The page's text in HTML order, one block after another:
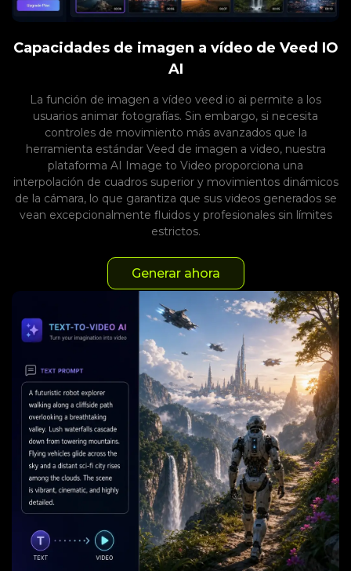
Capacidades de imagen a vídeo de Veed IO
AI
La función de imagen a vídeo veed io ai permite a los
usuarios animar fotografías. Sin embargo, si necesita
controles de movimiento más avanzados que la
herramienta estándar Veed de imagen a video, nuestra
plataforma AI Image to Video proporciona una
interpolación de cuadros superior y movimientos dinámicos
de la cámara, lo que garantiza que sus videos generados se
vean excepcionalmente fluidos y profesionales sin límites
estrictos.
Generar ahora